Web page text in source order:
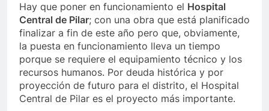
Hay que poner en funcionamiento el Hospital
Central de Pilar; con una obra que está planificado
finalizar a fin de este año pero que, obviamente,
la puesta en funcionamiento lleva un tiempo
porque se requiere el equipamiento técnico y los
recursos humanos. Por deuda histórica y por
proyección de futuro para el distrito, el Hospital
Central de Pilar es el proyecto más importante.